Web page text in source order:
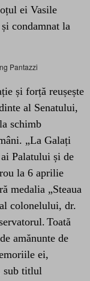
ei Vasile
condamnat la
Pantazzi
și forță reușește
al Senatului,
schimb
„La Galați
Palatului și de
la 6 aprilie
medalia „Steaua
colonelului, dr.
Toată
amănunte de
ei,
sub titlul